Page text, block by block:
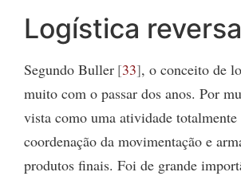
Logística reversa
Segundo Buller 33 , o conceito de
muito com o passar dos anos. Por
vista como uma atividade totalmente
coordenação da movimentação e
produtos finais. Foi de grande